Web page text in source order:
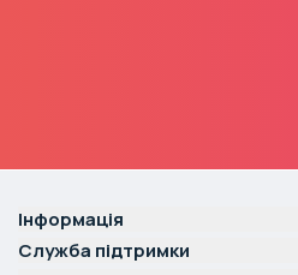
Інформація
Служба підтримки